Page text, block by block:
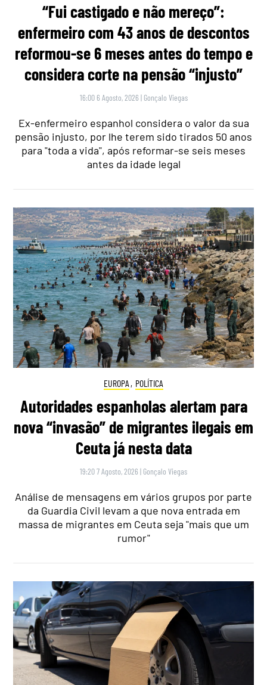
“Fui castigado e não mereço”:
enfermeiro com 43 anos de descontos
reformou-se 6 meses antes do tempo e
considera corte na pensão “injusto”
16:00 6 Agosto, 2026 | Gonçalo Viegas
Ex-enfermeiro espanhol considera o valor da sua
pensão injusto, por lhe terem sido tirados 50 anos
para "toda a vida", após reformar-se seis meses
antes da idade legal
EUROPA , POLÍTICA
Autoridades espanholas alertam para
nova “invasão” de migrantes ilegais em
Ceuta já nesta data
19:20 7 Agosto, 2026 | Gonçalo Viegas
Análise de mensagens em vários grupos por parte
da Guardia Civil levam a que nova entrada em
massa de migrantes em Ceuta seja "mais que um
rumor"